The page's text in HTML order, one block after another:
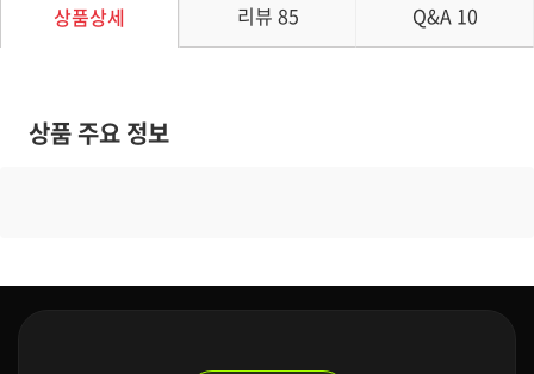
상품상세 리뷰 85 Q&A 10
상품 주요 정보